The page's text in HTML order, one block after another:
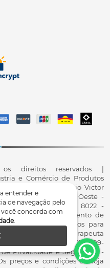
entender e
de navegação pelo
concorda com
.
direitos reservados |
e Comércio de Produtos
0001-78 | R. Antônio Victor
II, Santa Tereza do Oeste -
conosco: 0800 200 8022 -
de Funcionamento de
de Produtos para
- Fisioterapeuta
Zani - Crefito8(PR): 8409-
de Privacidade e Segurança -
preços e condições da loja